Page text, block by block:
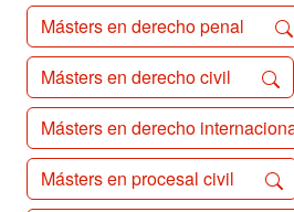
Másters en derecho penal
Másters en derecho civil
Másters en derecho
Másters en procesal civil